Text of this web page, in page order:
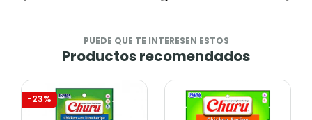
PUEDE QUE TE INTERESEN ESTOS
Productos recomendados
-23%